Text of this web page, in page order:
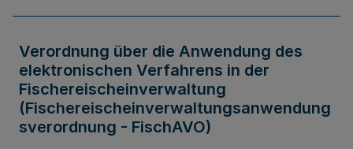
Verordnung über die Anwendung des
elektronischen Verfahrens in der
Fischereischeinverwaltung
(Fischereischeinverwaltungsanwendung
sverordnung - FischAVO)